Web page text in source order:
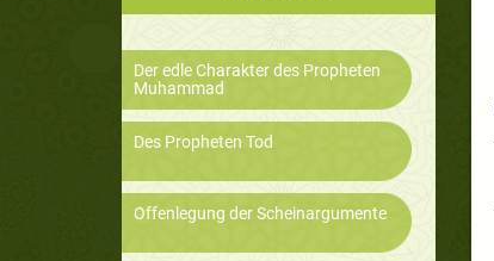
Der edle Charakter des Propheten
Muhammad
Des Propheten Tod
Offenlegung der Scheinargumente